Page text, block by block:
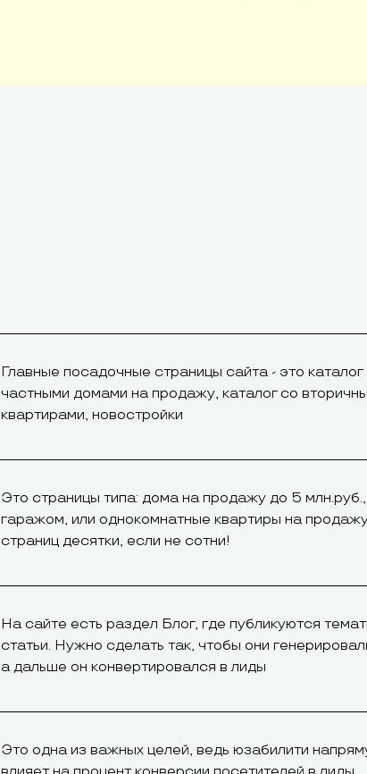
Главные посадочные страницы сайта - это каталог
частными домами на продажу, каталог со
квартирами, новостройки
Это страницы типа: дома на продажу до 5
гаражом, или однокомнатные квартиры на
страниц десятки, если не сотни!
На сайте есть раздел Блог, где публикуются
статьи. Нужно сделать так, чтобы они
а дальше он конвертировался в лиды
Это одна из важных целей, ведь юзабилити